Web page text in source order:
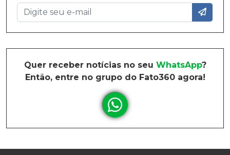
Quer receber notícias no seu WhatsApp?
Então, entre no grupo do Fato360 agora!